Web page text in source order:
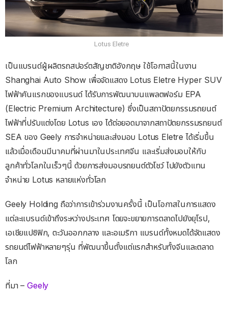
Lotus Eletre
เป็นแบรนด์ผู้ผลิตรถสปอร์ตสัญชาติอังกฤษ ใช้โอกาสนี้ในงาน
Shanghai Auto Show เพื่อจัดแสดง Lotus Eletre Hyper SUV
ไฟฟ้าคันแรกของแบรนด์ ได้รับการพัฒนาบนแพลตฟอร์ม EPA
(Electric Premium Architecture) ซึ่งเป็นสถาปัตยกรรมรถยนต์
ไฟฟ้าที่ปรับแต่งโดย Lotus เอง ได้ต่อยอดมาจากสถาปัตยกรรมรถยนต์
SEA ของ Geely การจำหน่ายและส่งมอบ Lotus Eletre ได้เริ่มขึ้น
แล้วเมื่อเดือนมีนาคมที่ผ่านมาในประเทศจีน และเริ่มส่งมอบให้กับ
ลูกค้าทั่วโลกในเร็วๆนี้ ด้วยการส่งมอบรถยนต์ตัวโชว์ ไปยังตัวแทน
จำหน่าย Lotus หลายแห่งทั่วโลก
Geely Holding ถือว่าการเข้าร่วมงานครั้งนี้ เป็นโอกาสในการแสดง
แต่ละแบรนด์เข้าถึงระหว่างประเทศ โดยจะขยายการตลาดไปยังยุโรป,
เอเชียแปซิฟิก, ตะวันออกกลาง และอเมริกา แบรนด์ทั้งหมดได้จัดแสดง
รถยนต์ไฟฟ้าหลายๆรุ่น ที่พัฒนาขึ้นตั้งแต่แรกสำหรับทั้งจีนและตลาด
โลก
ที่มา –Geely